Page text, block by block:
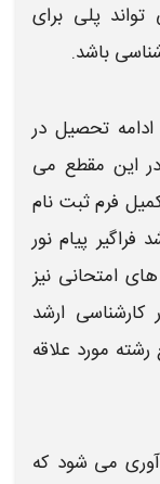
تواند پلی برای
باشد.
ادامه تحصیل در
در این مقطع می
فرم ثبت نام
پیام نور
امتحانی نیز
کارشناسی ارشد
مورد علاقه
می شود که